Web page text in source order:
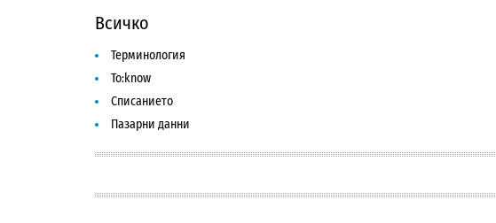
Всичко
Терминология
To:know
Списанието
Пазарни данни